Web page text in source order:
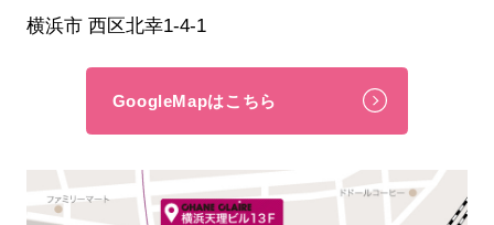
横浜市 西区北幸1-4-1
GoogleMapはこちら